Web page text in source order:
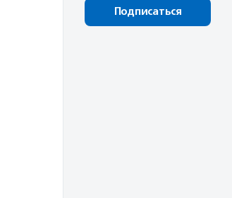
Подписаться